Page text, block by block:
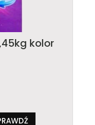
kolor